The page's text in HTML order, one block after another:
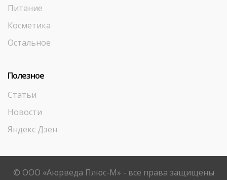
Питание
Косметика
Остальное
Полезное
Статьи
Новости
Яндекс Дзен
© ООО «Аюрведа Плюс-М» - все права защищены